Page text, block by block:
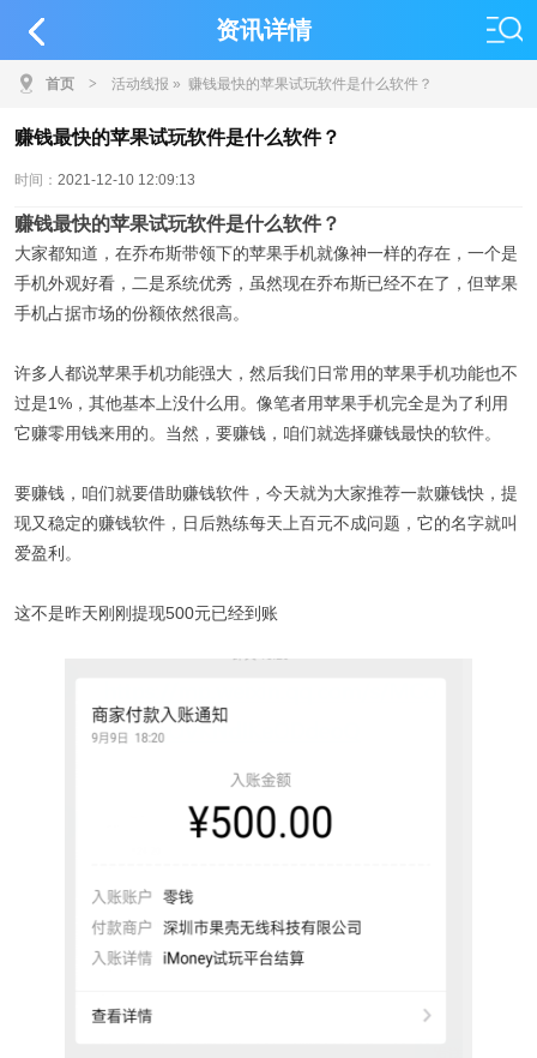
资讯详情
首页 > 活动线报 » 赚钱最快的苹果试玩软件是什么软件？
赚钱最快的苹果试玩软件是什么软件？
时间： 2021-12-10 12:09:13
赚钱最快的苹果试玩软件是什么软件？
大家都知道，在乔布斯带领下的苹果手机就像神一样的存在，一个是
手机外观好看，二是系统优秀，虽然现在乔布斯已经不在了，但苹果
手机占据市场的份额依然很高。
许多人都说苹果手机功能强大，然后我们日常用的苹果手机功能也不
过是1%，其他基本上没什么用。像笔者用苹果手机完全是为了利用
它赚零用钱来用的。当然，要赚钱，咱们就选择赚钱最快的软件。
要赚钱，咱们就要借助赚钱软件，今天就为大家推荐一款赚钱快，提
现又稳定的赚钱软件，日后熟练每天上百元不成问题，它的名字就叫
爱盈利。
这不是昨天刚刚提现500元已经到账